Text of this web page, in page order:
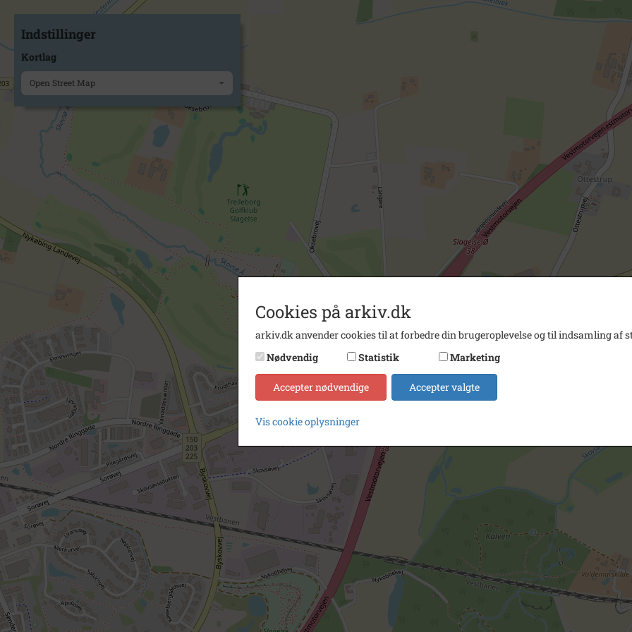
Indstillinger
Kortlag
Open Street Map
Cookies på arkiv.dk
arkiv.dk anvender cookies til at forbedre din brugeroplevelse og til indsamling af
Nødvendig
Statistik Marketing
Accepter nødvendige Accepter valgte
Vis cookie oplysninger